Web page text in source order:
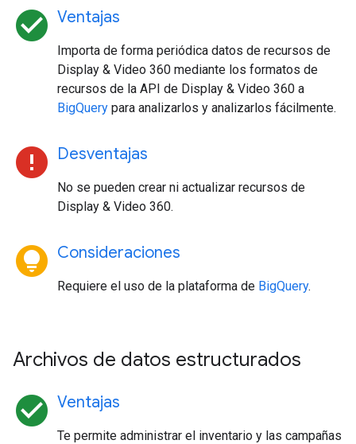
check_circle Ventajas
Importa de forma periódica datos de recursos de
Display & Video 360 mediante los formatos de
recursos de la API de Display & Video 360 a
BigQuery para analizarlos y analizarlos fácilmente.
error Desventajas
No se pueden crear ni actualizar recursos de
Display & Video 360.
lightbulb_circle Consideraciones
Requiere el uso de la plataforma de BigQuery.
Archivos de datos estructurados
check_circle Ventajas
Te permite administrar el inventario y las campañas